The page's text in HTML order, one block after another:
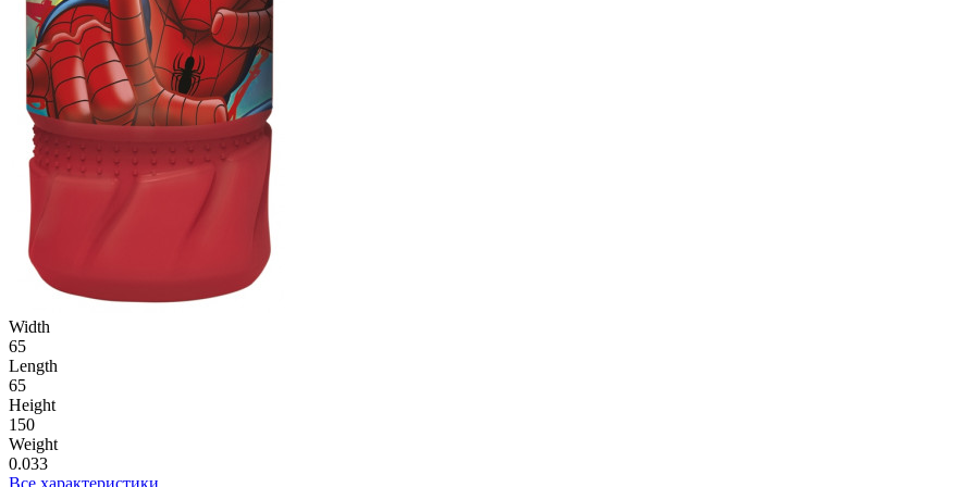
Width
65
Length
65
Height
150
Weight
0.033
Все характеристики